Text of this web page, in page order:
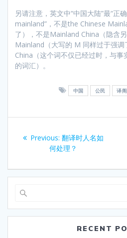
另请注意，英文中“中国大陆”最“正
mainland”，不是the Chinese
了），不是Mainland China（隐含
Mainland（大写的 M 同样过于强
China（这个词不仅已经过时，与
的词汇）。
中国 公民 译
navigation
Previous: Previous
post:
翻译时人名如
何处理？
RECENT